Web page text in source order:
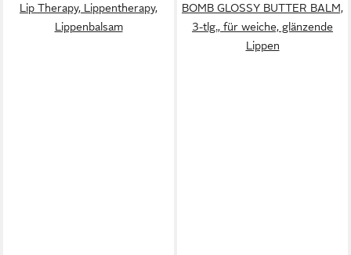
Lip Therapy, Lippentherapy,
Lippenbalsam
BOMB GLOSSY BUTTER BALM,
3-tlg., für weiche, glänzende
Lippen